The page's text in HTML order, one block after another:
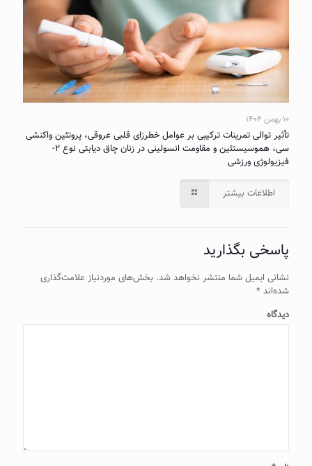
۱۰ بهمن ۱۴۰۴
تأثیر توالی تمرینات ترکیبی بر عوامل خطرزای قلبی عروقی، پروتئین واکنشی
سی، هموسیستئین و مقاومت انسولینی در زنان چاق دیابتی نوع ۲-
فیزیولوژی ورزشی
اطلاعات بیشتر
پاسخی بگذارید
نشانی ایمیل شما منتشر نخواهد شد. بخش‌های موردنیاز علامت‌گذاری
شده‌اند *
دیدگاه